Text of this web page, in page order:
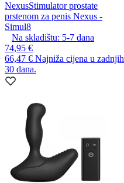
NexusStimulator prostate
prstenom za penis Nexus -
Simul8
Na skladištu: 5-7 dana
74,95 €
66,47 € Najniža cijena u zadnjih
30 dana.